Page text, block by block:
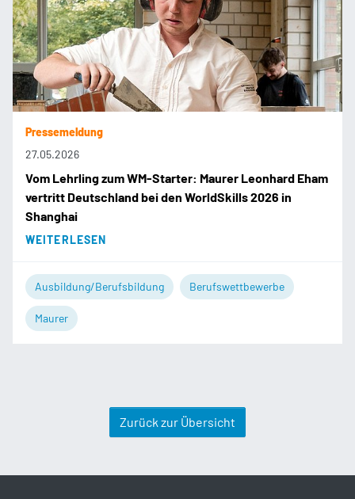
Pressemeldung
27.05.2026
Vom Lehrling zum WM-Starter: Maurer Leonhard Eham
vertritt Deutschland bei den WorldSkills 2026 in
Shanghai
WEITERLESEN
Ausbildung/Berufsbildung Berufswettbewerbe
Maurer
Zurück zur Übersicht